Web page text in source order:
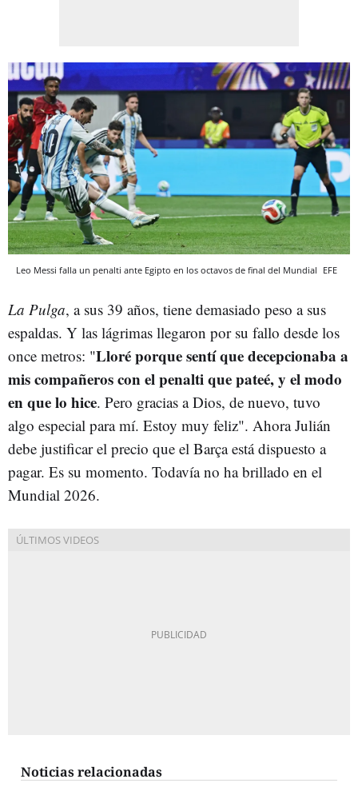
Leo Messi falla un penalti ante Egipto en los octavos de final del Mundial EFE
La Pulga, a sus 39 años, tiene demasiado peso a sus
espaldas. Y las lágrimas llegaron por su fallo desde los
once metros: "Lloré porque sentí que decepcionaba a
mis compañeros con el penalti que pateé, y el modo
en que lo hice. Pero gracias a Dios, de nuevo, tuvo
algo especial para mí. Estoy muy feliz". Ahora Julián
debe justificar el precio que el Barça está dispuesto a
pagar. Es su momento. Todavía no ha brillado en el
Mundial 2026.
Noticias relacionadas